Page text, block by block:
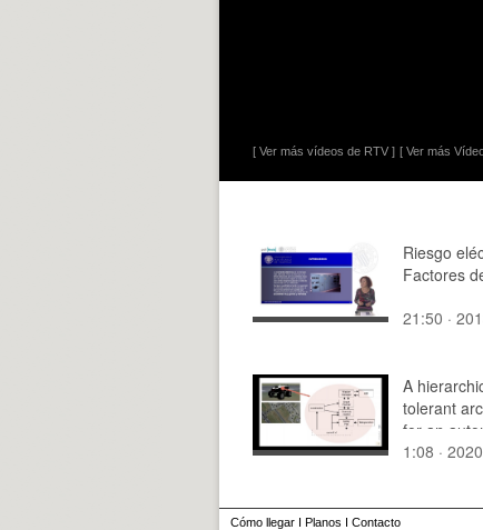
[ Ver más vídeos de RTV ] [ Ver más
Riesgo
Factores
21:50 ·
A
tolerant
for an
robot
1:08 · 2020
Cómo llegar I Planos I Contacto